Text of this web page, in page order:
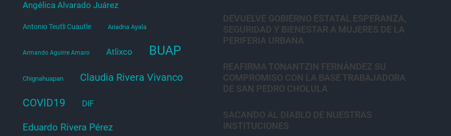
Angélica Alvarado Juárez
Antonio Teutli Cuautle Ariadna Ayala
Armando Aguirre Amaro Atlixco BUAP
Chignahuapan Claudia Rivera Vivanco
COVID19 DIF
Eduardo Rivera Pérez
DEVUELVE GOBIERNO ESTATAL ESPERANZA,
SEGURIDAD Y BIENESTAR A MUJERES DE LA
PERIFERIA URBANA
REAFIRMA TONANTZIN FERNÁNDEZ SU
COMPROMISO CON LA BASE TRABAJADORA
DE SAN PEDRO CHOLULA
SACANDO AL DIABLO DE NUESTRAS
INSTITUCIONES